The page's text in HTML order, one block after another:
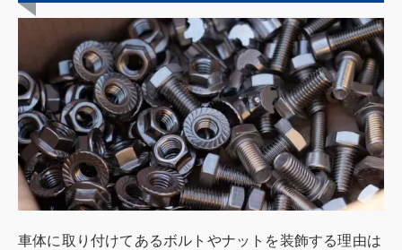
車体に取り付けてあるボルトやナットを装飾する理由は